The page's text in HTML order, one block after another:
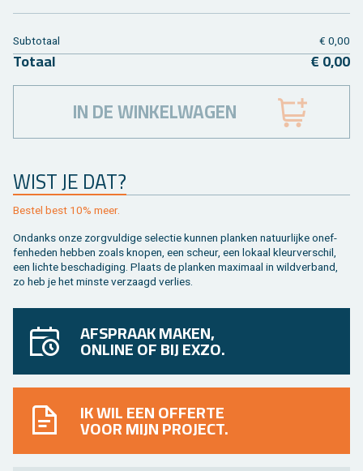
WIST JE DAT?
Be­stel best 10% meer.
On­danks onze zorg­vul­di­ge se­lec­tie kun­nen plan­ken na­tuur­lij­ke on­ef­
fen­he­den heb­ben zoals kno­pen, een scheur, een lo­kaal kleur­ver­schil,
een lich­te be­scha­di­ging. Plaats de plan­ken maxi­maal in wild­ver­band,
zo heb je het min­ste ver­zaagd ver­lies.
Sub­to­taal € 0,00
To­taal € 0,00
IN DE WINKELWAGEN
AFSPRAAK MAKEN,
ONLINE OF BIJ EXZO.
IK WIL EEN OFFERTE
VOOR MIJN PROJECT.